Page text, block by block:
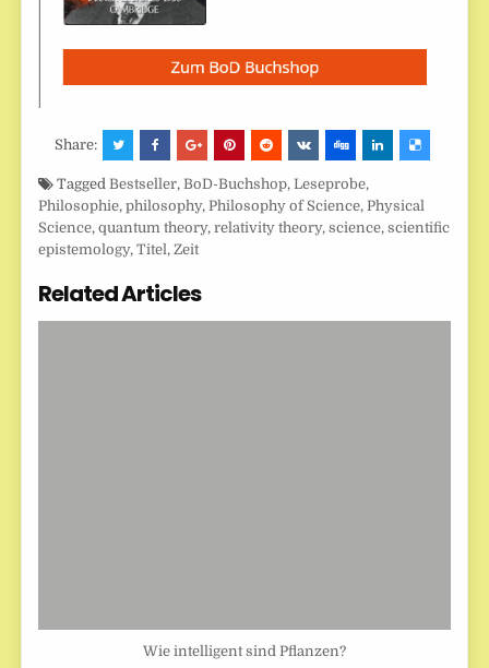
Share:
Tagged Bestseller, BoD-Buchshop,Leseprobe,
Philosophie,philosophy, Philosophy of Science, Physical
Science,quantum theory,relativity theory,science,scientific
epistemology,Titel , Zeit
Related Articles
Wie intelligent sind Pflanzen?